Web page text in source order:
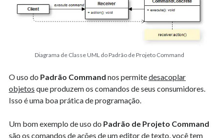
Java
Machine Learning
Sistemas de Numeração
sources
Tecnologia e Sociedade
Diagrama de Classe UML do Padrão de Projeto Command
O uso do Padrão Command nos permitedesacoplar
objetos que produzem os comandos de seus consumidores.
Isso é uma boa prática de programação.
Um bom exemplo de uso do Padrão de Projeto Command
são os comandos de ações de um editor de texto, você tem